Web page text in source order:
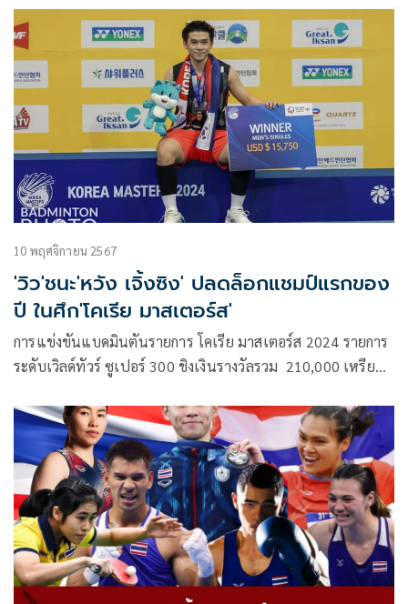
10 พฤศจิกายน 2567
'วิว'ชนะ'หวัง เจิ้งซิง' ปลดล็อกแชมป์แรกของ
ปี ในศึก'โคเรีย มาสเตอร์ส'
การแข่งขันแบดมินตันรายการ โคเรีย มาสเตอร์ส 2024 รายการ
ระดับเวิลด์ทัวร์ ซูเปอร์ 300 ชิงเงินรางวัลรวม 210,000 เหรียญ
เกาหลีใต้ เมื่อวันอาทิตย์ที่ 10 พ.ย.67 ที่ผ่านมา เป็นการแข่งขัน
ในรอบชิงชนะเลิศ